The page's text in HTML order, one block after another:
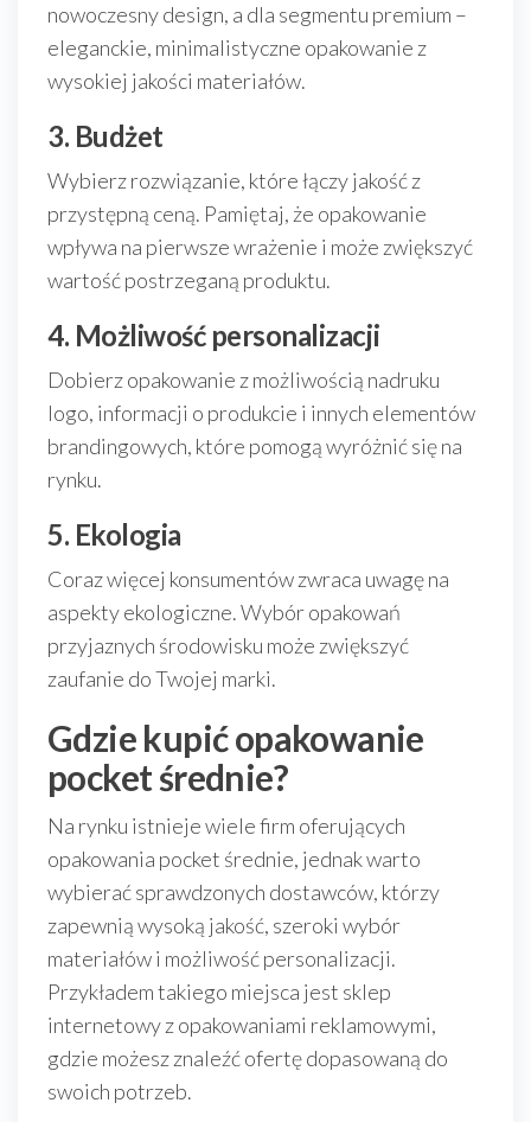
nowoczesny design, a dla segmentu premium –
eleganckie, minimalistyczne opakowanie z
wysokiej jakości materiałów.
3. Budżet
Wybierz rozwiązanie, które łączy jakość z
przystępną ceną. Pamiętaj, że opakowanie
wpływa na pierwsze wrażenie i może zwiększyć
wartość postrzeganą produktu.
4. Możliwość personalizacji
Dobierz opakowanie z możliwością nadruku
logo, informacji o produkcie i innych elementów
brandingowych, które pomogą wyróżnić się na
rynku.
5. Ekologia
Coraz więcej konsumentów zwraca uwagę na
aspekty ekologiczne. Wybór opakowań
przyjaznych środowisku może zwiększyć
zaufanie do Twojej marki.
Gdzie kupić opakowanie
pocket średnie?
Na rynku istnieje wiele firm oferujących
opakowania pocket średnie, jednak warto
wybierać sprawdzonych dostawców, którzy
zapewnią wysoką jakość, szeroki wybór
materiałów i możliwość personalizacji.
Przykładem takiego miejsca jest sklep
internetowy z opakowaniami reklamowymi,
gdzie możesz znaleźć ofertę dopasowaną do
swoich potrzeb.